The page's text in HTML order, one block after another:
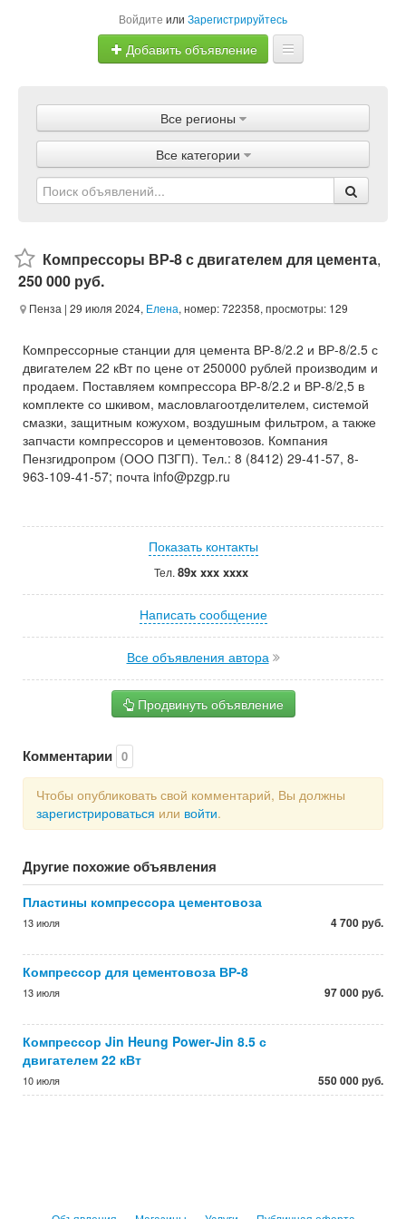
Войдите или Зарегистрируйтесь
Добавить объявление
Объявления
Магазины
Услуги
Все регионы
Все категории
Компрессоры ВР-8 с двигателем для цемента,
250 000 руб.
Пенза | 29 июля 2024, Елена, номер: 722358, просмотры: 129
Компрессорные станции для цемента ВР-8/2.2 и ВР-8/2.5 с
двигателем 22 кВт по цене от 250000 рублей производим и
продаем. Поставляем компрессора ВР-8/2.2 и ВР-8/2,5 в
комплекте со шкивом, масловлагоотделителем, системой
смазки, защитным кожухом, воздушным фильтром, а также
запчасти компрессоров и цементовозов. Компания
Пензгидропром (ООО ПЗГП). Тел.: 8 (8412) 29-41-57, 8-
963-109-41-57; почта info@pzgp.ru
Показать контакты
Тел. 89x xxx xxxx
Написать сообщение
Все объявления автора
Продвинуть объявление
Комментарии 0
Чтобы опубликовать свой комментарий, Вы должны
зарегистрироваться или войти.
Другие похожие объявления
Пластины компрессора цементовоза
13 июля 4 700 руб.
Компрессор для цементовоза ВР-8
13 июля 97 000 руб.
Компрессор Jin Heung Power-Jin 8.5 с
двигателем 22 кВт
10 июля 550 000 руб.